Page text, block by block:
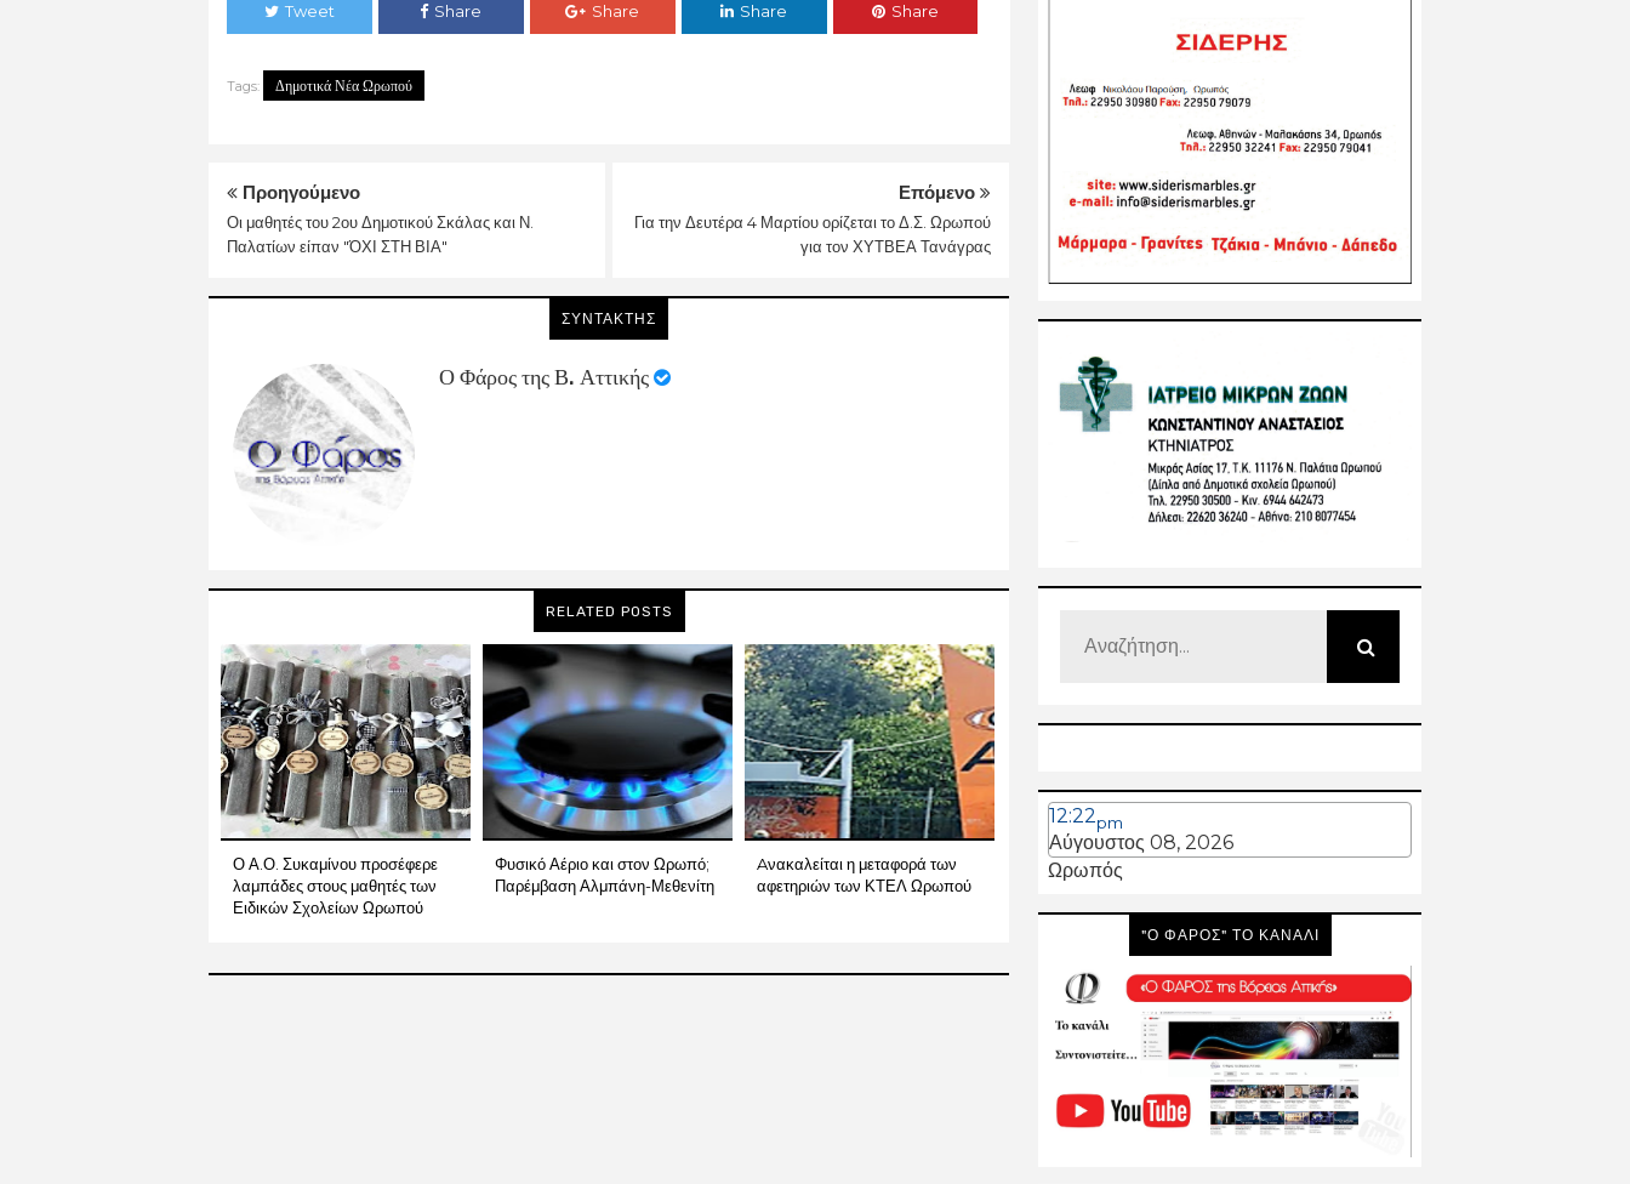
Tweet Share Share Share Share
Tags: Δημοτικά Νέα Ωρωπού
Προηγούμενο
Οι μαθητές του 2ου Δημοτικού Σκάλας και Ν.
Παλατίων είπαν "ΌΧΙ ΣΤΗ ΒΙΑ"
Επόμενο
Για την Δευτέρα 4 Μαρτίου ορίζεται το Δ.Σ. Ωρωπού
για τον ΧΥΤΒΕΑ Τανάγρας
ΣΥΝΤΑΚΤΗΣ
Ο Φάρος της Β. Αττικής
RELATED POSTS
Ο Α.Ο. Συκαμίνου προσέφερε
λαμπάδες στους μαθητές των
Ειδικών Σχολείων Ωρωπού
Φυσικό Αέριο και στον Ωρωπό;
Παρέμβαση Αλμπάνη-Μεθενίτη
Aνακαλείται η μεταφορά των
αφετηριών των ΚΤΕΛ Ωρωπού
12:22pm
Αύγουστος 08, 2026
Ωρωπός
"Ο ΦΑΡΟΣ" ΤΟ ΚΑΝΑΛΙ